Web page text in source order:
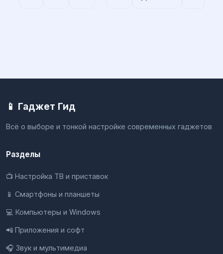
📱 Гаджет Гид
Всё о выборе и тонкой настройке современных гаджетов
Разделы
📺 Настройка ТВ и приставок
📱 Смартфоны и планшеты
💻 Компьютеры и Windows
📲 Приложения и софт
🎧 Звук и мультимедиа